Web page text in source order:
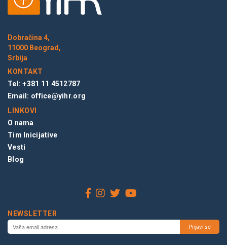
Dobračina 4,
11000 Beograd,
Srbija
KONTAKT
Tel: +381 11 4512787
Email: office@yihr.org
LINKOVI
O nama
Tim Inicijative
Vesti
Blog
NEWSLETTER